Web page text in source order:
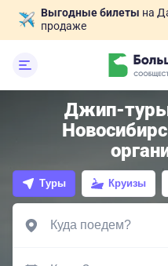
Выгодные билеты на
продаже
Джип-туры
Туры Круизы